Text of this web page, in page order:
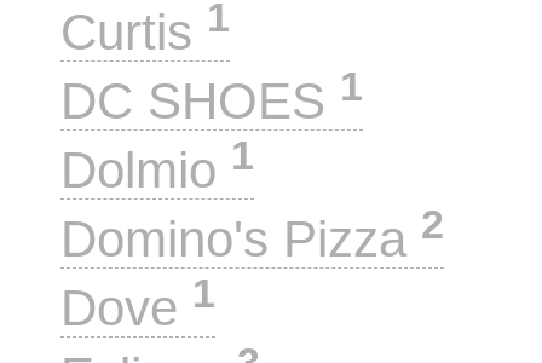
Curtis 1
DC SHOES 1
Dolmio 1
Domino's Pizza 2
Dove 1